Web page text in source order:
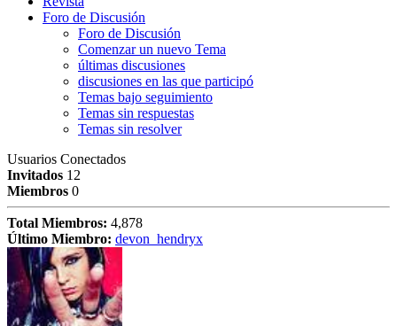
Foro de Discusión
Foro de Discusión
Comenzar un nuevo Tema
últimas discusiones
discusiones en las que participó
Temas bajo seguimiento
Temas sin respuestas
Temas sin resolver
Usuarios Conectados
Invitados 12
Miembros 0
Total Miembros: 4,878
Último Miembro: devon_hendryx